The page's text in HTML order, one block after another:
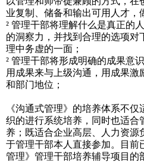
业复制、储备和输出可用人才，
² 管理干部将理解什么是真正的
的洞察力，并找到合理的选项对
理中务虚的一面；
² 管理干部将形成明确的成果意
用成果来与上级沟通，用成果激
和部门地位；
《沟通式管理》的培养体系不
织的进行系统培养，同时也适合
养；既适合企业高层、人力资源
于管理干部本人直接参加。目前
管理》管理干部培养辅导项目的